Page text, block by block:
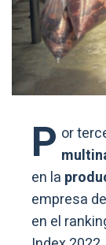
P or
en la
empresa
en el